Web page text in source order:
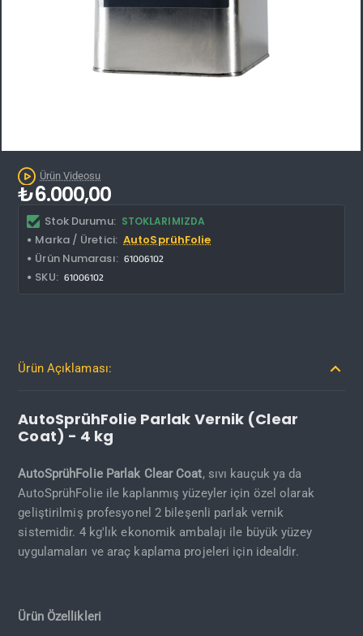
Ürün Videosu
Stok Durumu: STOKLARIMIZDA
Marka / Üretici: AutoSprühFolie
Ürün Numarası: 61006102
SKU: 61006102
₺6.000,00
Ürün Açıklaması:
AutoSprühFolie Parlak Vernik (Clear
Coat) - 4 kg
AutoSprühFolie Parlak Clear Coat, sıvı kauçuk ya da
AutoSprühFolie ile kaplanmış yüzeyler için özel olarak
geliştirilmiş profesyonel 2 bileşenli parlak vernik
sistemidir. 4 kg'lık ekonomik ambalajı ile büyük yüzey
uygulamaları ve araç kaplama projeleri için idealdir.
Ürün Özellikleri